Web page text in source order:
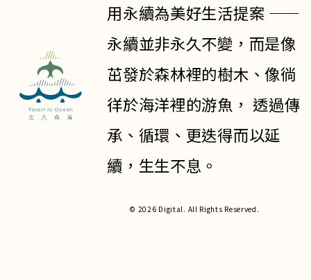
用永續為美好生活提案 ——
永續並非永久不變，而是像
茁發於森林裡的樹木、像徜
徉於海洋裡的游魚， 透過傳
承、循環、更迭得而以延
續，生生不息。
© 2026 Digital. All Rights Reserved.